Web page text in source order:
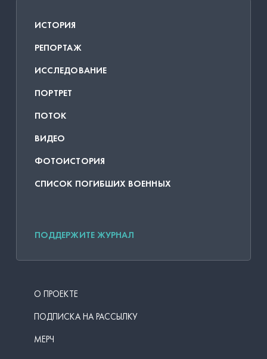
ИСТОРИЯ
РЕПОРТАЖ
ИССЛЕДОВАНИЕ
ПОРТРЕТ
ПОТОК
ВИДЕО
ФОТОИСТОРИЯ
СПИСОК ПОГИБШИХ ВОЕННЫХ
ПОДДЕРЖИТЕ ЖУРНАЛ
О ПРОЕКТЕ
ПОДПИСКА НА РАССЫЛКУ
МЕРЧ